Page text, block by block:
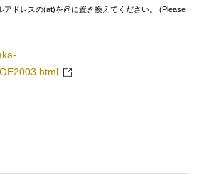
アドレスの(at)を@に置き換えてください。 (Please